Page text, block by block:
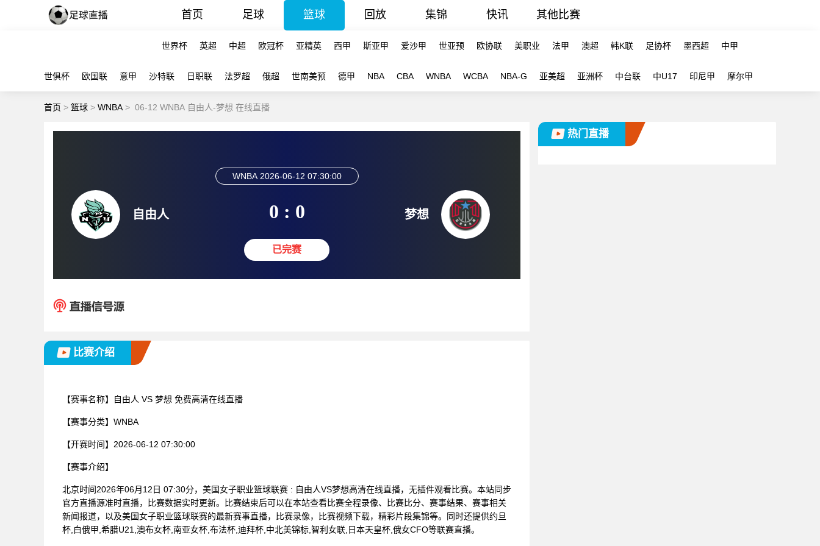
首页 足球 篮球 回放 集锦 快讯 其他比赛
世界杯 英超 中超 欧冠杯 亚精英 西甲 斯亚甲 爱沙甲 世亚预 欧协联 美职业 法甲 澳超 韩K联 足协杯 墨西超 中甲
世俱杯 欧国联 意甲 沙特联 日职联 法罗超 俄超 世南美预 德甲 NBA CBA WNBA WCBA NBA-G 亚美超 亚洲杯 中台联 中U17 印尼甲 摩尔甲
首页 > 篮球 > WNBA > 06-12 WNBA 自由人-梦想 在线直播
自由人
WNBA 2026-06-12 07:30:00
0 : 0
已完赛
梦想
比赛介绍
【赛事名称】 自由人 VS 梦想 免费高清在线直播
【赛事分类】 WNBA
【开赛时间】 2026-06-12 07:30:00
【赛事介绍】
北京时间2026年06月12日 07:30分，美国女子职业篮球联赛 : 自由人VS梦想高清在线直播，无插件观看比赛。本站同步
官方直播源准时直播，比赛数据实时更新。比赛结束后可以在本站查看比赛全程录像、比赛比分、赛事结果、赛事相关
新闻报道，以及美国女子职业篮球联赛的最新赛事直播，比赛录像，比赛视频下载，精彩片段集锦等。同时还提供约旦
杯,白俄甲,希腊U21,澳布女杯,南亚女杯,布法杯,迪拜杯,中北美锦标,智利女联,日本天皇杯,俄女CFO等联赛直播。
热门直播